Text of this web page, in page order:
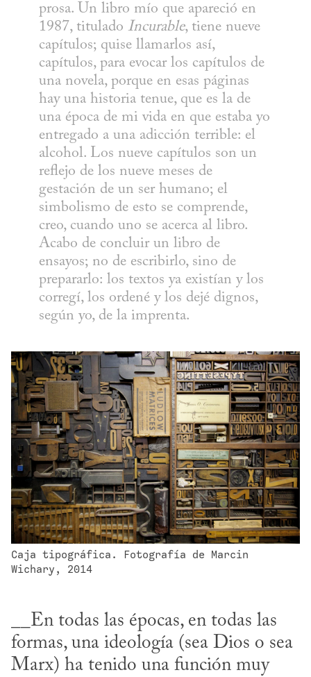
prosa. Un libro mío que apareció en
1987, titulado Incurable, tiene nueve
capítulos; quise llamarlos así,
capítulos, para evocar los capítulos de
una novela, porque en esas páginas
hay una historia tenue, que es la de
una época de mi vida en que estaba yo
entregado a una adicción terrible: el
alcohol. Los nueve capítulos son un
reflejo de los nueve meses de
gestación de un ser humano; el
simbolismo de esto se comprende,
creo, cuando uno se acerca al libro.
Acabo de concluir un libro de
ensayos; no de escribirlo, sino de
prepararlo: los textos ya existían y los
corregí, los ordené y los dejé dignos,
según yo, de la imprenta.
Caja tipográfica. Fotografía de Marcin
Wichary, 2014
__En todas las épocas, en todas las
formas, una ideología (sea Dios o sea
Marx) ha tenido una función muy